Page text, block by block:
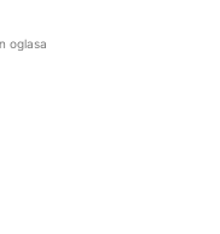
oglasa